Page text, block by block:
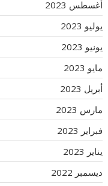
أغسطس 2023
يوليو 2023
يونيو 2023
مايو 2023
أبريل 2023
مارس 2023
فبراير 2023
يناير 2023
ديسمبر 2022